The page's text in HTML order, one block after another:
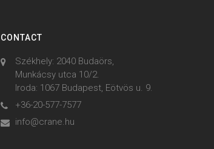
CONTACT
Székhely: 2040 Budaörs,
Munkácsy utca 10/2.
Iroda: 1067 Budapest, Eötvös u. 9.
+36-20-577-7577
info@crane.hu